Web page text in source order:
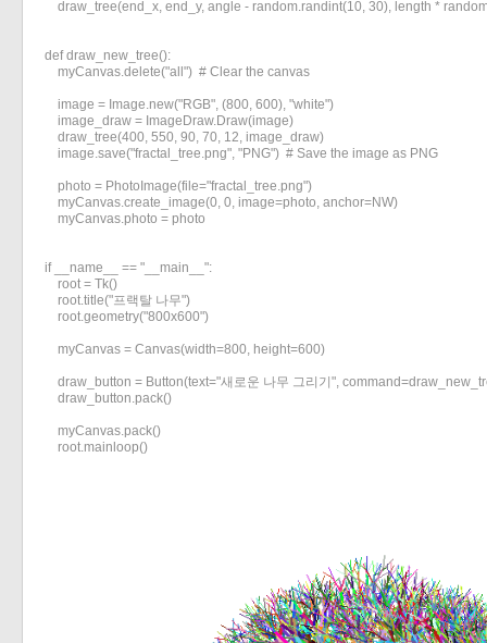
draw_tree(end_x, end_y, angle - random.randint(10, 30), length *
def draw_new_tree():
    myCanvas.delete("all")  # Clear the canvas
    image = Image.new("RGB", (800, 600), "white")
    image_draw = ImageDraw.Draw(image)
    draw_tree(400, 550, 90, 70, 12, image_draw)
    image.save("fractal_tree.png", "PNG")  # Save the image as PNG
    photo = PhotoImage(file="fractal_tree.png")
    myCanvas.create_image(0, 0, image=photo, anchor=NW)
    myCanvas.photo = photo
if __name__ == "__main__":
    root = Tk()
    root.title("프랙탈 나무")
    root.geometry("800x600")
    myCanvas = Canvas(width=800, height=600)
draw_button = Button(text="새로운 나무 그리기",
    draw_button.pack()
    myCanvas.pack()
    root.mainloop()